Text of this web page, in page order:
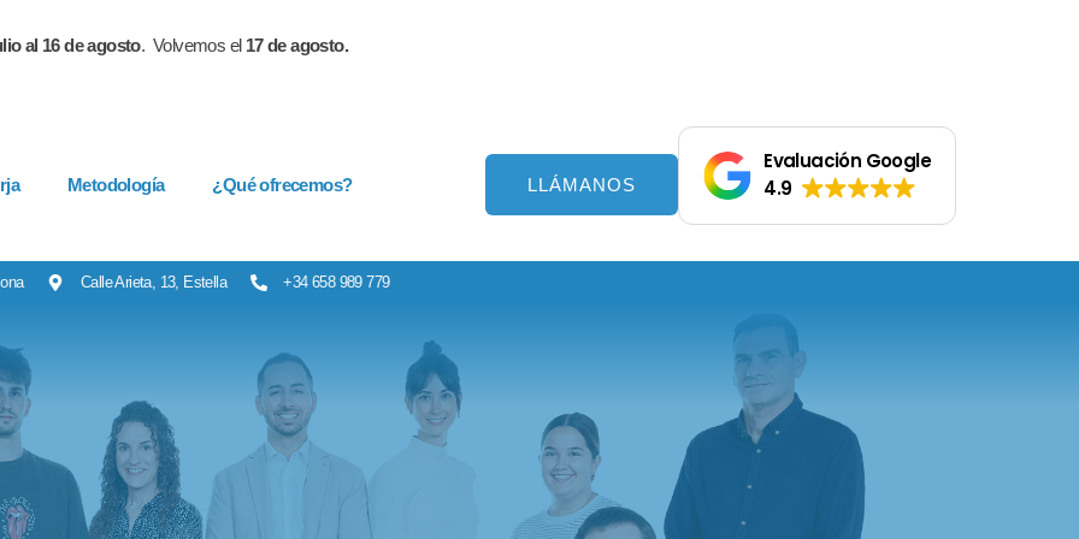
al 16 de agosto. Volvemos el 17 de agosto.
Metodología ¿Qué ofrecemos? LLÁMANOS
Evaluación Google
4.9
Calle Arieta, 13, Estella +34 658 989 779